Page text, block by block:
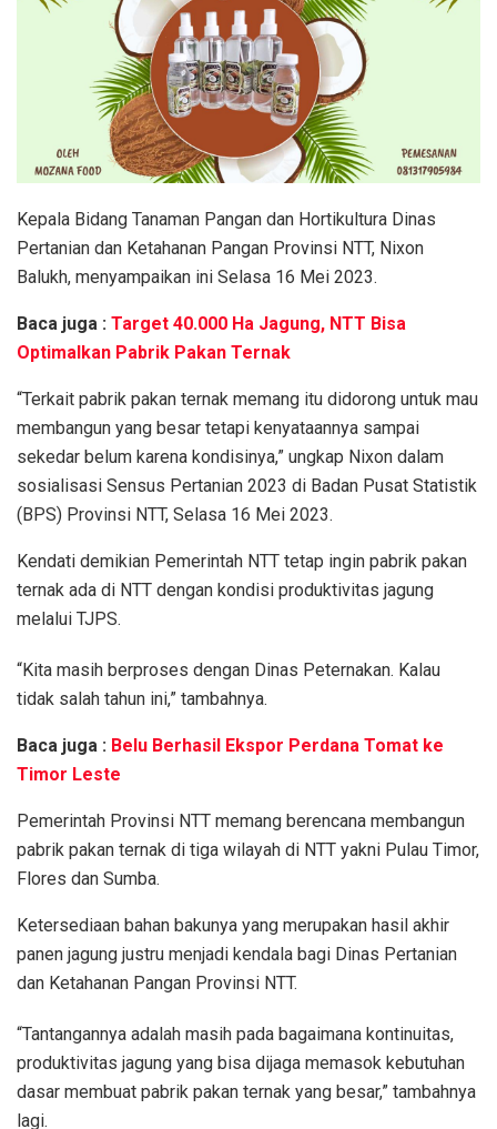
Kepala Bidang Tanaman Pangan dan Hortikultura Dinas
Pertanian dan Ketahanan Pangan Provinsi NTT, Nixon
Balukh, menyampaikan ini Selasa 16 Mei 2023.
Baca juga : Target 40.000 Ha Jagung, NTT Bisa
Optimalkan Pabrik Pakan Ternak
“Terkait pabrik pakan ternak memang itu didorong untuk mau
membangun yang besar tetapi kenyataannya sampai
sekedar belum karena kondisinya,” ungkap Nixon dalam
sosialisasi Sensus Pertanian 2023 di Badan Pusat Statistik
(BPS) Provinsi NTT, Selasa 16 Mei 2023.
Kendati demikian Pemerintah NTT tetap ingin pabrik pakan
ternak ada di NTT dengan kondisi produktivitas jagung
melalui TJPS.
“Kita masih berproses dengan Dinas Peternakan. Kalau
tidak salah tahun ini,” tambahnya.
Baca juga : Belu Berhasil Ekspor Perdana Tomat ke
Timor Leste
Pemerintah Provinsi NTT memang berencana membangun
pabrik pakan ternak di tiga wilayah di NTT yakni Pulau Timor,
Flores dan Sumba.
Ketersediaan bahan bakunya yang merupakan hasil akhir
panen jagung justru menjadi kendala bagi Dinas Pertanian
dan Ketahanan Pangan Provinsi NTT.
“Tantangannya adalah masih pada bagaimana kontinuitas,
produktivitas jagung yang bisa dijaga memasok kebutuhan
dasar membuat pabrik pakan ternak yang besar,” tambahnya
lagi.